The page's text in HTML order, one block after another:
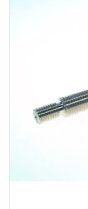
le
musique tels
etc. depuis un
radio avec 2
pour 5000
Mode
WLAN: 1,
Bluetooth,